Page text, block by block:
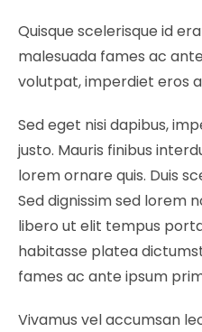
Quisque scelerisque id
malesuada fames ac
volutpat, imperdiet eros
Sed eget nisi dapibus,
justo. Mauris finibus
lorem ornare quis. Duis
Sed dignissim sed lorem
libero ut elit tempus
habitasse platea
fames ac ante ipsum
Vivamus vel accumsan